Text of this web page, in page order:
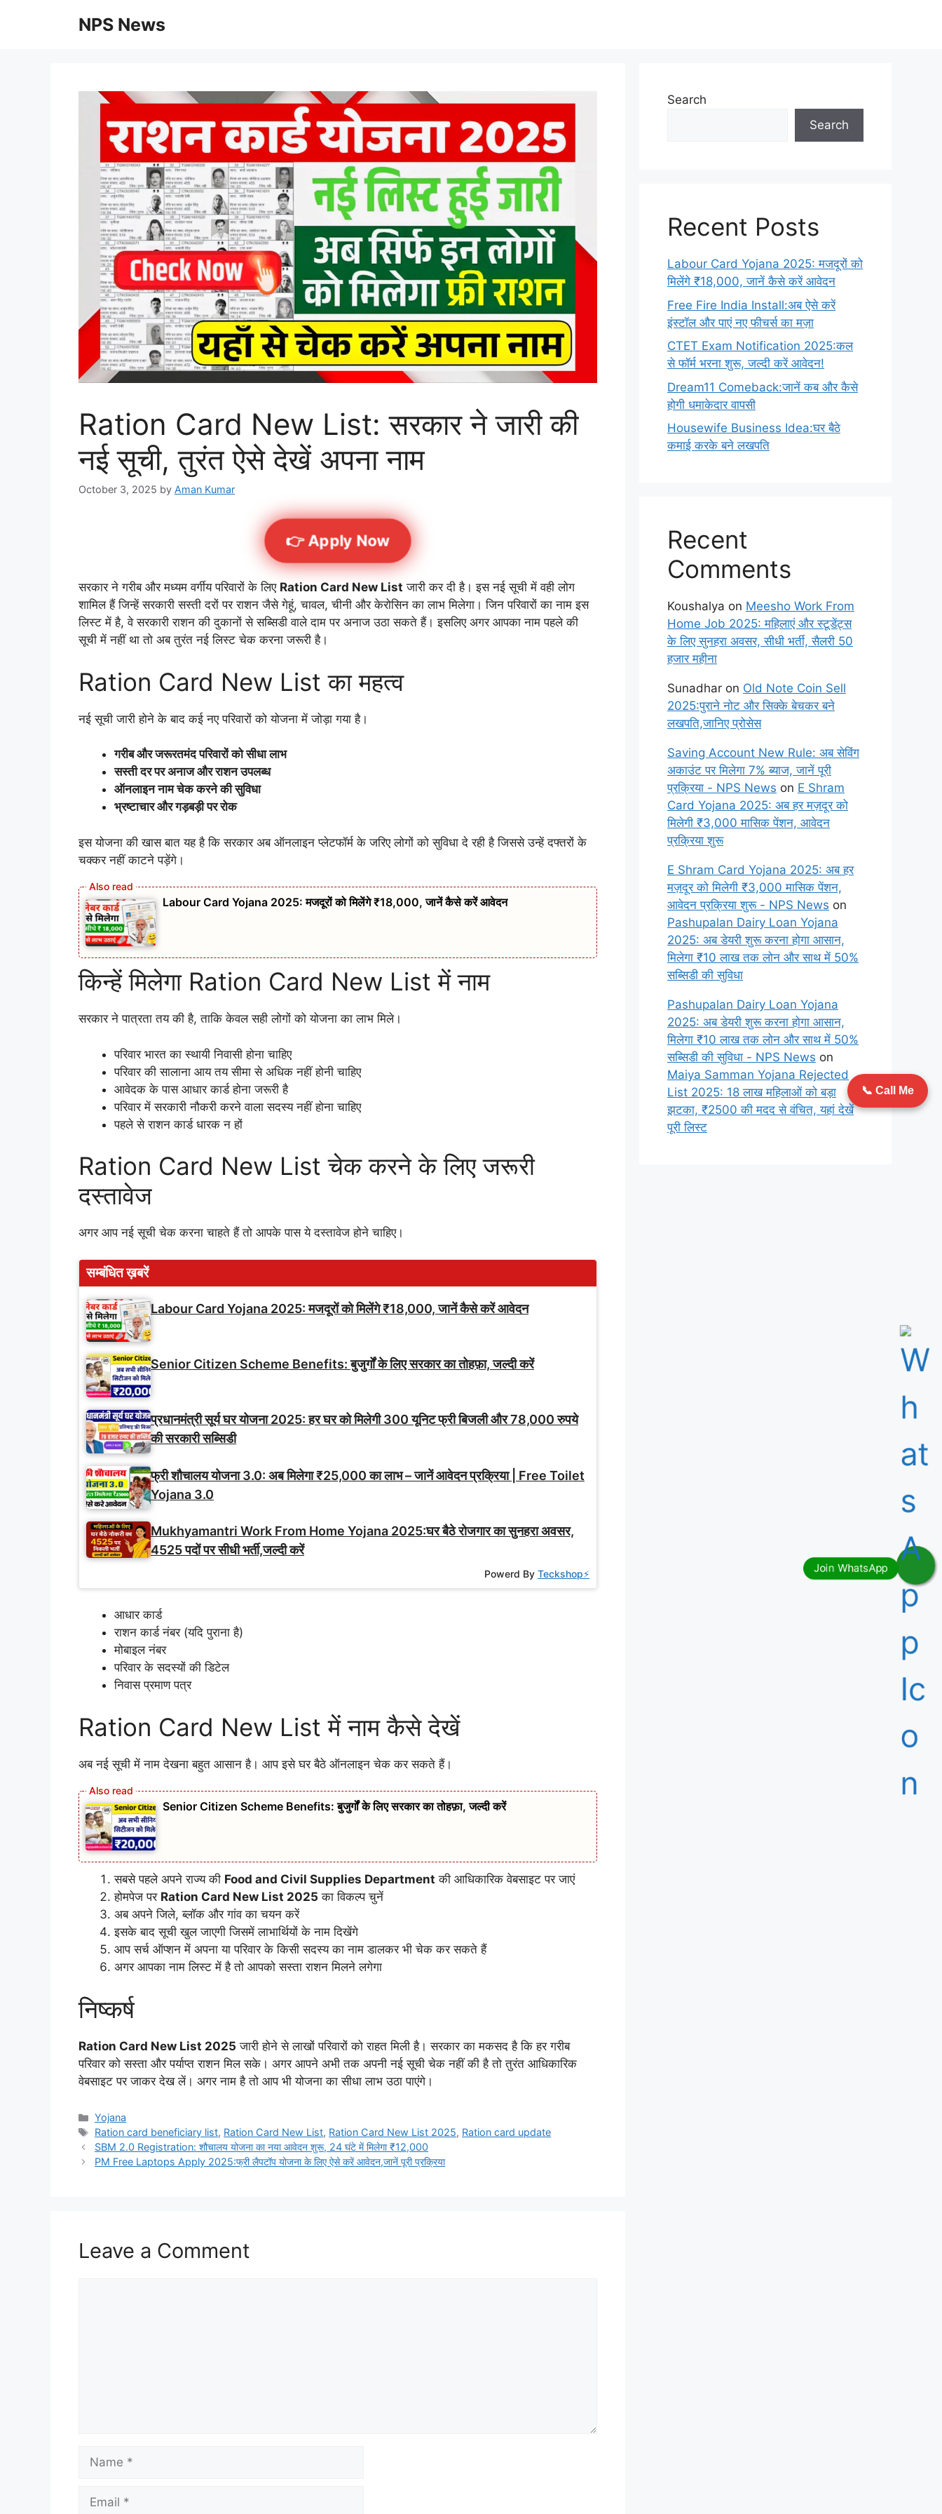
NPS News
Ration Card New List: सरकार ने जारी की
नई सूची, तुरंत ऐसे देखें अपना नाम
October 3, 2025 by Aman Kumar
👉 Apply Now
सरकार ने गरीब और मध्यम वर्गीय परिवारों के लिए Ration Card New List जारी कर दी है। इस नई सूची में वही लोग
शामिल हैं जिन्हें सरकारी सस्ती दरों पर राशन जैसे गेहूं, चावल, चीनी और केरोसिन का लाभ मिलेगा। जिन परिवारों का नाम इस
लिस्ट में है, वे सरकारी राशन की दुकानों से सब्सिडी वाले दाम पर अनाज उठा सकते हैं। इसलिए अगर आपका नाम पहले की
सूची में नहीं था तो अब तुरंत नई लिस्ट चेक करना जरूरी है।
Ration Card New List का महत्व
नई सूची जारी होने के बाद कई नए परिवारों को योजना में जोड़ा गया है।
गरीब और जरूरतमंद परिवारों को सीधा लाभ
सस्ती दर पर अनाज और राशन उपलब्ध
ऑनलाइन नाम चेक करने की सुविधा
भ्रष्टाचार और गड़बड़ी पर रोक
इस योजना की खास बात यह है कि सरकार अब ऑनलाइन प्लेटफॉर्म के जरिए लोगों को सुविधा दे रही है जिससे उन्हें दफ्तरों के
चक्कर नहीं काटने पड़ेंगे।
Labour Card Yojana 2025: मजदूरों को मिलेंगे ₹18,000, जानें कैसे करें आवेदन
किन्हें मिलेगा Ration Card New List में नाम
सरकार ने पात्रता तय की है, ताकि केवल सही लोगों को योजना का लाभ मिले।
परिवार भारत का स्थायी निवासी होना चाहिए
परिवार की सालाना आय तय सीमा से अधिक नहीं होनी चाहिए
आवेदक के पास आधार कार्ड होना जरूरी है
परिवार में सरकारी नौकरी करने वाला सदस्य नहीं होना चाहिए
पहले से राशन कार्ड धारक न हों
Ration Card New List चेक करने के लिए जरूरी
दस्तावेज
अगर आप नई सूची चेक करना चाहते हैं तो आपके पास ये दस्तावेज होने चाहिए।
सम्बंधित ख़बरें
Labour Card Yojana 2025: मजदूरों को मिलेंगे ₹18,000, जानें कैसे करें आवेदन
Senior Citizen Scheme Benefits: बुजुर्गों के लिए सरकार का तोहफ़ा, जल्दी करें
प्रधानमंत्री सूर्य घर योजना 2025: हर घर को मिलेगी 300 यूनिट फ्री बिजली और 78,000 रुपये
की सरकारी सब्सिडी
फ्री शौचालय योजना 3.0: अब मिलेगा ₹25,000 का लाभ – जानें आवेदन प्रक्रिया | Free Toilet
Yojana 3.0
Mukhyamantri Work From Home Yojana 2025:घर बैठे रोजगार का सुनहरा अवसर,
4525 पदों पर सीधी भर्ती,जल्दी करें
Powerd By Teckshop⚡
आधार कार्ड
राशन कार्ड नंबर (यदि पुराना है)
मोबाइल नंबर
परिवार के सदस्यों की डिटेल
निवास प्रमाण पत्र
Ration Card New List में नाम कैसे देखें
अब नई सूची में नाम देखना बहुत आसान है। आप इसे घर बैठे ऑनलाइन चेक कर सकते हैं।
Senior Citizen Scheme Benefits: बुजुर्गों के लिए सरकार का तोहफ़ा, जल्दी करें
सबसे पहले अपने राज्य की Food and Civil Supplies Department की आधिकारिक वेबसाइट पर जाएं
होमपेज पर Ration Card New List 2025 का विकल्प चुनें
अब अपने जिले, ब्लॉक और गांव का चयन करें
इसके बाद सूची खुल जाएगी जिसमें लाभार्थियों के नाम दिखेंगे
आप सर्च ऑप्शन में अपना या परिवार के किसी सदस्य का नाम डालकर भी चेक कर सकते हैं
अगर आपका नाम लिस्ट में है तो आपको सस्ता राशन मिलने लगेगा
निष्कर्ष
Ration Card New List 2025 जारी होने से लाखों परिवारों को राहत मिली है। सरकार का मकसद है कि हर गरीब
परिवार को सस्ता और पर्याप्त राशन मिल सके। अगर आपने अभी तक अपनी नई सूची चेक नहीं की है तो तुरंत आधिकारिक
वेबसाइट पर जाकर देख लें। अगर नाम है तो आप भी योजना का सीधा लाभ उठा पाएंगे।
Categories
Yojana
Tags
Ration card beneficiary list, Ration Card New List, Ration Card New List 2025, Ration card update
SBM 2.0 Registration: शौचालय योजना का नया आवेदन शुरू, 24 घंटे में मिलेगा ₹12,000
PM Free Laptops Apply 2025:फ्री लैपटॉप योजना के लिए ऐसे करें आवेदन,जानें पूरी प्रक्रिया
Leave a Comment
Name
Email
📞 Call Me
Search
Search
Recent Posts
Labour Card Yojana 2025: मजदूरों को
मिलेंगे ₹18,000, जानें कैसे करें आवेदन
Free Fire India Install:अब ऐसे करें
इंस्टॉल और पाएं नए फीचर्स का मज़ा
CTET Exam Notification 2025:कल
से फॉर्म भरना शुरू, जल्दी करें आवेदन!
Dream11 Comeback:जानें कब और कैसे
होगी धमाकेदार वापसी
Housewife Business Idea:घर बैठे
कमाई करके बने लखपति
Recent
Comments
Koushalya on Meesho Work From
Home Job 2025: महिलाएं और स्टूडेंट्स
के लिए सुनहरा अवसर, सीधी भर्ती, सैलरी 50
हजार महीना
Sunadhar on Old Note Coin Sell
2025:पुराने नोट और सिक्के बेचकर बने
लखपति,जानिए प्रोसेस
Saving Account New Rule: अब सेविंग
अकाउंट पर मिलेगा 7% ब्याज, जानें पूरी
प्रक्रिया - NPS News on E Shram
Card Yojana 2025: अब हर मज़दूर को
मिलेगी ₹3,000 मासिक पेंशन, आवेदन
प्रक्रिया शुरू
E Shram Card Yojana 2025: अब हर
मज़दूर को मिलेगी ₹3,000 मासिक पेंशन,
आवेदन प्रक्रिया शुरू - NPS News on
Pashupalan Dairy Loan Yojana
2025: अब डेयरी शुरू करना होगा आसान,
मिलेगा ₹10 लाख तक लोन और साथ में 50%
सब्सिडी की सुविधा
Pashupalan Dairy Loan Yojana
2025: अब डेयरी शुरू करना होगा आसान,
मिलेगा ₹10 लाख तक लोन और साथ में 50%
सब्सिडी की सुविधा - NPS News on
Maiya Samman Yojana Rejected
List 2025: 18 लाख महिलाओं को बड़ा
झटका, ₹2500 की मदद से वंचित, यहां देखें
पूरी लिस्ट